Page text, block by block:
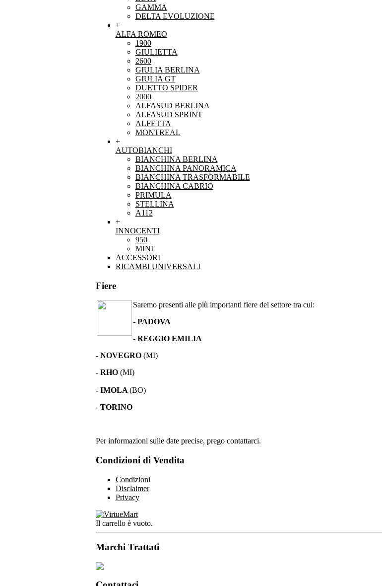
GAMMA
DELTA EVOLUZIONE
+
ALFA ROMEO
1900
GIULIETTA
2600
GIULIA BERLINA
GIULIA GT
DUETTO SPIDER
2000
ALFASUD BERLINA
ALFASUD SPRINT
ALFETTA
MONTREAL
+
AUTOBIANCHI
BIANCHINA BERLINA
BIANCHINA PANORAMICA
BIANCHINA TRASFORMABILE
BIANCHINA CABRIO
PRIMULA
STELLINA
A112
+
INNOCENTI
950
MINI
ACCESSORI
RICAMBI UNIVERSALI
Fiere
Saremo presenti alle più importanti fiere del settore tra cui:
- PADOVA
- REGGIO EMILIA
- NOVEGRO(MI)
-RHO (MI)
- IMOLA (BO)
- TORINO
Per informazioni sulle date precise, prego contattarci.
Condizioni di Vendita
Condizioni
Disclaimer
Privacy
Il carrello è vuoto.
Marchi Trattati